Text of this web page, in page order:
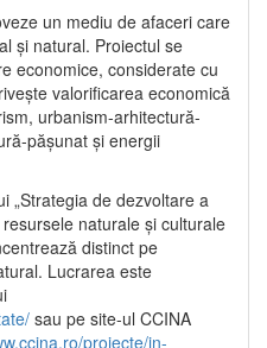
un mediu de afaceri care
și natural. Proiectul se
economice, considerate cu
valorificarea economică
urbanism-arhitectură-
pășunat și energii
„Strategia de dezvoltare a
naturale și culturale
distinct pe
Lucrarea este
sau pe site-ul CCINA
proiecte/in-